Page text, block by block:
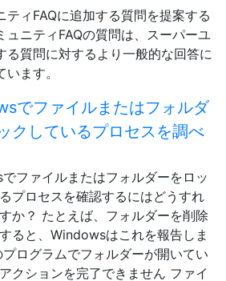
ティFAQに追加する質問を提案する
ュニティFAQの質問は、スーパーユ
る質問に対するより一般的な回答に
ます。
でファイルまたはフォルダ
クしているプロセスを調べ
ファイルまたはフォルダーをロッ
プロセスを確認するにはどうすれ
か？ たとえば、フォルダーを削除
ると、Windowsはこれを報告しま
ログラムでフォルダーが開いてい
クションを完了できません ファイ